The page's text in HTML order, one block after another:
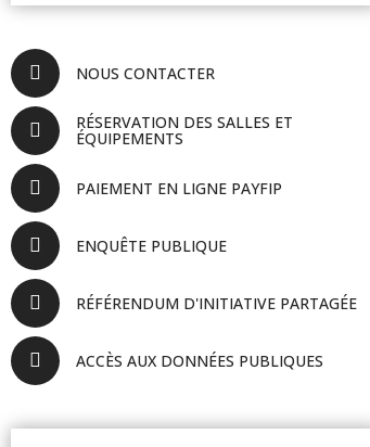
NOUS CONTACTER
RÉSERVATION DES SALLES ET
ÉQUIPEMENTS
PAIEMENT EN LIGNE PAYFIP
ENQUÊTE PUBLIQUE
RÉFÉRENDUM D'INITIATIVE PARTAGÉE
ACCÈS AUX DONNÉES PUBLIQUES